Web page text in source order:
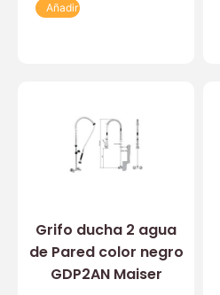
Añadir
Grifo ducha 2 agua
de Pared color negro
GDP2AN Maiser